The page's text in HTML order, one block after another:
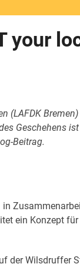
your
(LAFDK
Geschehens
Beitrag.
ein Konzept
der Wilsdruffer